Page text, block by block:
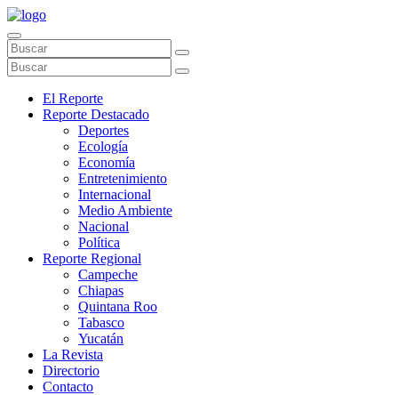
El Reporte
Reporte Destacado
Deportes
Ecología
Economía
Entretenimiento
Internacional
Medio Ambiente
Nacional
Política
Reporte Regional
Campeche
Chiapas
Quintana Roo
Tabasco
Yucatán
La Revista
Directorio
Contacto